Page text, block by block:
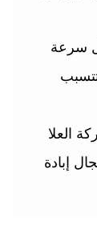
سرعة
العلا
إبادة